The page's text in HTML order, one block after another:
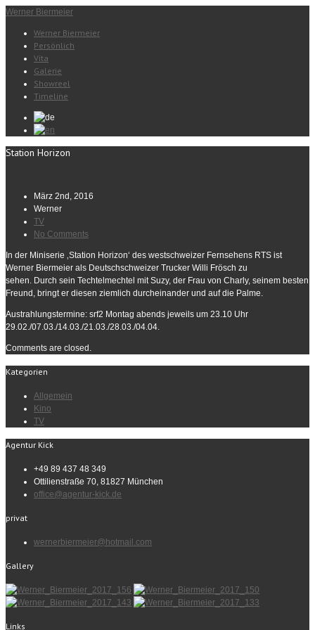
Werner Biermeier
Werner Biermeier
Persönlich
Vita
Galerie
Showreel
Timeline
Station Horizon
März 2nd, 2016
Werner
TV
No Comments
In der Miniserie ‚Station Horizon‘ des westschweizer Fernsehens RTS ist
Werner Biermeier als Deutschschweizer Trucker Willi Frösch zu
sehen. Durch sein Techtelmechtel mit Suzy, der Frau von Charly, seinem besten
Freund, bringt er diesen ziemlich durcheinander und auf die Palme.
Austrahlungstermine: srf2 Montag abends jeweils um 23.10 Uhr
29.02./07.03./14.03./21.03./28.03./04.04.
Comments are closed.
Kategorien
Allgemein
Kino
TV
Agentur Kick
+49 89 437 48 349
Ottilienstraße 70, 81827 München
office@agentur-kick.de
privat
wernerbiermeier@hotmail.com
Gallery
Links